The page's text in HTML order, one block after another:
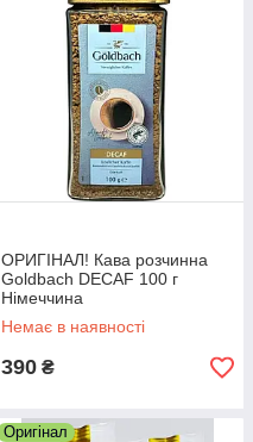
ОРИГІНАЛ! Кава розчинна
Goldbach DECAF 100 г
Німеччина
Немає в наявності
390 ₴
Оригінал